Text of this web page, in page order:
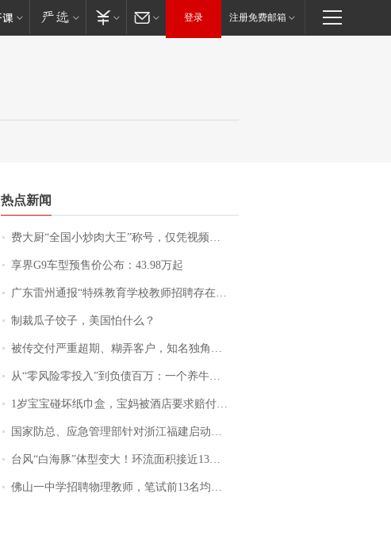
登录 注册免费邮箱
热点新闻
费大厨“全国小炒肉大王”称号，仅凭视频评出？中国烹饪协会回应
享界G9车型预售价公布：43.98万起
广东雷州通报“特殊教育学校教师招聘存在违规行为”：已启动问责程序 副校长被停职
制裁瓜子饺子，美国怕什么？
被传交付严重超期、糊弄客户，知名独角兽车企创始人回应：都没证据，将依法采取措施，“本人长期与美国交管局保持沟通，对方表示肯定”
从“零风险零投入”到负债百万：一个养牛项目崩盘后，谁该为农户的贷款买单丨红星调查
1岁宝宝碰坏纸巾盒，宝妈被酒店要求赔付924元！三亚一酒店回复：骨瓷定制！网友一查价格，吵翻了
国家防总、应急管理部针对浙江福建启动防汛防台风四级应急响应
台风“白海豚”体型变大！环流面积接近13个浙江那么大
佛山一中学招聘物理教师，笔试前13名均遭淘汰？教育局：已叫停招聘，成立调查组全面核查